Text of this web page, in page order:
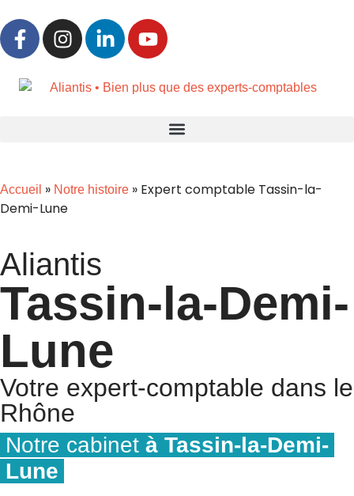
Accueil » Notre histoire » Expert comptable Tassin-la-
Demi-Lune
Aliantis
Tassin-la-Demi-
Lune
Votre expert-comptable dans le
Rhône
Notre cabinet à Tassin-la-Demi-
Lune